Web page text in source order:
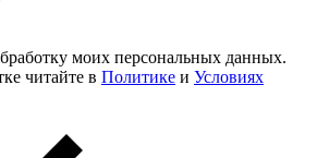
моих персональных данных.
читайте в Политике и Условиях